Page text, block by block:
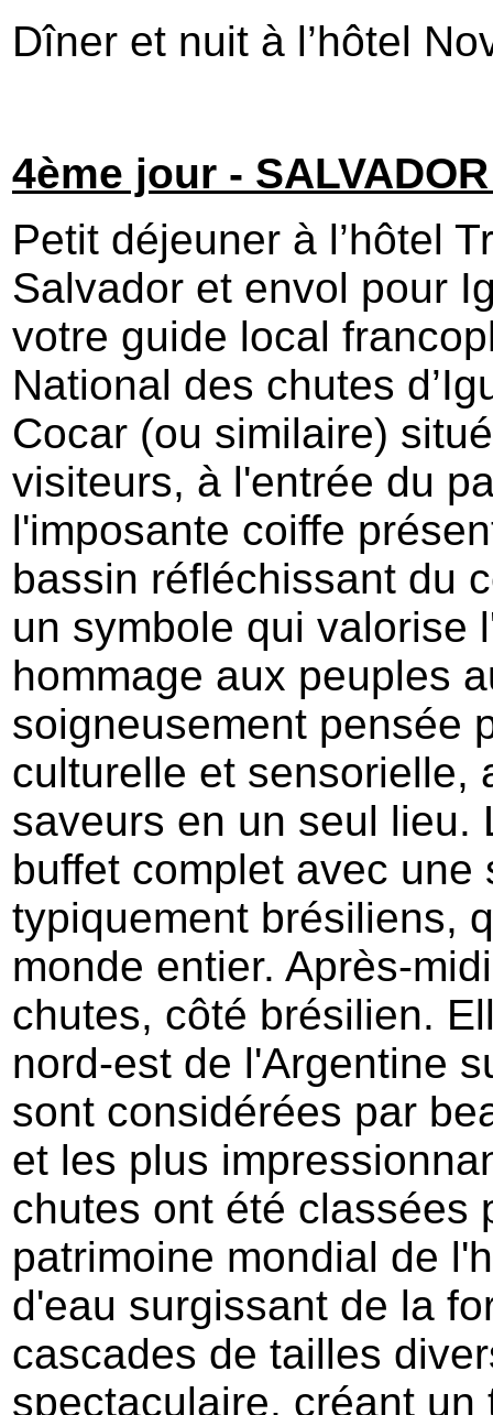
Dîner et nuit à l’hôtel
4ème jour -
Petit déjeuner à l’hôtel
Salvador et envol pour
votre guide local
National des chutes
Cocar (ou similaire)
visiteurs, à l'entrée du
l'imposante coiffe
bassin réfléchissant du
un symbole qui valorise
hommage aux peuples
soigneusement pensée
culturelle et sensorielle,
saveurs en un seul lieu.
buffet complet avec une
typiquement brésiliens,
monde entier. Après-
chutes, côté brésilien.
nord-est de l'Argentine
sont considérées par
et les plus
chutes ont été classées
patrimoine mondial de
d'eau surgissant de la
cascades de tailles
spectaculaire, créant